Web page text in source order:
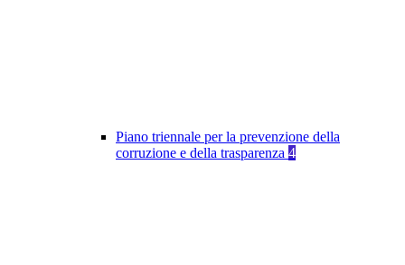
Piano triennale per la prevenzione della
corruzione e della trasparenza 4